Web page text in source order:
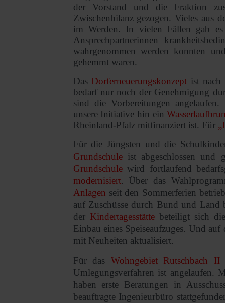
der Vorstand und die Fraktion
Zwischenbilanz gezogen. Vieles aus
im Werden. In vielen Fällen gab es
Ansprechpartnerinnen
wahrgenommen werden konnten
gehemmt waren.
Das Dorferneuerungskonzept ist nach
bedarf nur noch der Genehmigung
sind die Vorbereitungen
unsere Initiative hin ein
Rheinland-Pfalz mitfinanziert ist. Für
Für die Jüngsten und die
Grundschuleist abgeschlossen und
Grundschulewird fortlaufend
modernisiert. Über das
Anlagen seit den Sommerferien
auf Zuschüsse durch Bund und
der Kindertagesstättebeteiligt sich die
Einbau eines Speiseaufzuges. Und auf
mit Neuheiten aktualisiert.
Für das Wohngebiet Rutschbach II
Umlegungsverfahren ist angelaufen.
haben erste Beratungen in
beauftragte Ingenieurbüro